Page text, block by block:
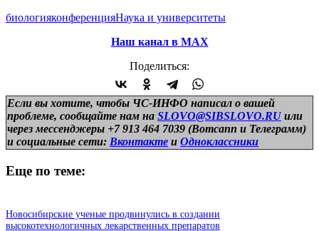
биологияконференцияНаука и университеты
Наш канал в МАХ
Поделиться:
Если вы хотите, чтобы ЧС-ИНФО написал о вашей
проблеме, сообщайте нам на SLOVO@SIBSLOVO.RU или
через мессенджеры +7 913 464 7039 (Вотсапп и Телеграмм)
и социальные сети: Вконтакте и Одноклассники
Еще по теме:
Новосибирские ученые продвинулись в создании
высокотехнологичных лекарственных препаратов